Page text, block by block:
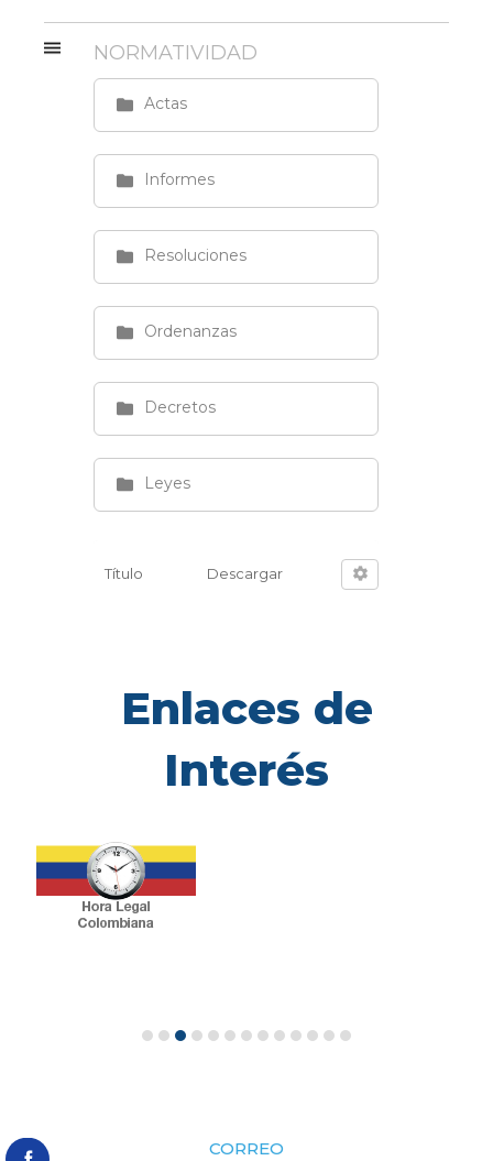
NORMATIVIDAD
Actas
Informes
Resoluciones
Ordenanzas
Decretos
Leyes
Título Descargar
Enlaces de
Interés
CORREO